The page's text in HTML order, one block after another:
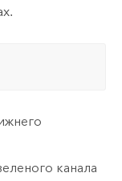
канала